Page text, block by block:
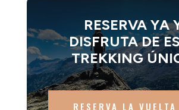
RESERVA YA
DISFRUTA DE
TREKKING
RESERVA LA VUELTA